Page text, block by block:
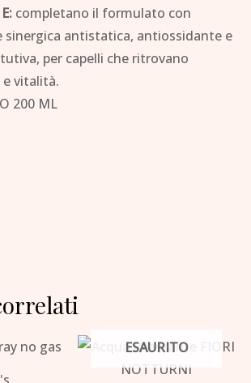
completano il formulato con
sinergica antistatica, antiossidante e
per capelli che ritrovano
vitalità.
200 ML
ESAURITO